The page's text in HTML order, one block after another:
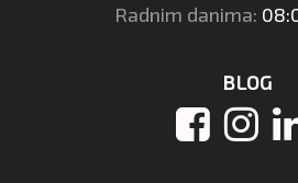
Radnim danima:
BLOG